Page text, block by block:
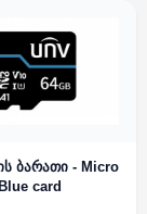
ბარათი - Micro
card